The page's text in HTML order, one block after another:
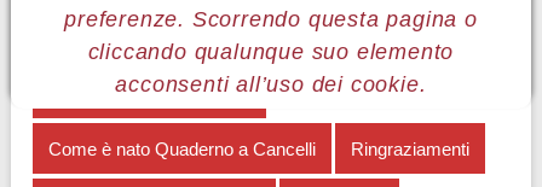
preferenze. Scorrendo questa pagina o
cliccando qualunque suo elemento
acconsenti all’uso dei cookie.
MENÙ CARLO LEVI
La rosa nera di Carlo Levi
Come è nato Quaderno a Cancelli Ringraziamenti